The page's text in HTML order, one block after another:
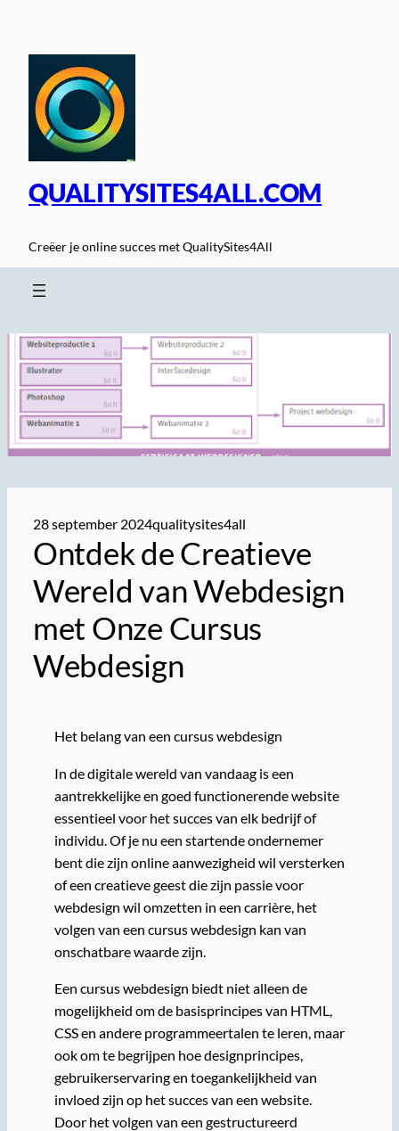
inhoud
QUALITYSITES4ALL.COM
Creëer je online succes met QualitySites4All
28 september 2024qualitysites4all
Ontdek de Creatieve
Wereld van Webdesign
met Onze Cursus
Webdesign
Het belang van een cursus webdesign
In de digitale wereld van vandaag is een
aantrekkelijke en goed functionerende website
essentieel voor het succes van elk bedrijf of
individu. Of je nu een startende ondernemer
bent die zijn online aanwezigheid wil versterken
of een creatieve geest die zijn passie voor
webdesign wil omzetten in een carrière, het
volgen van een cursus webdesign kan van
onschatbare waarde zijn.
Een cursus webdesign biedt niet alleen de
mogelijkheid om de basisprincipes van HTML,
CSS en andere programmeertalen te leren, maar
ook om te begrijpen hoe designprincipes,
gebruikerservaring en toegankelijkheid van
invloed zijn op het succes van een website.
Door het volgen van een gestructureerd